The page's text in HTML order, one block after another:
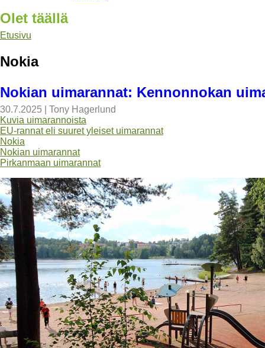
Olet täällä
Etusivu
Nokia
Nokian uimarannat: Kennonnokan
30.7.2025
Tony Hagerlund
Kuvia uimarannoista
EU-rannat eli suuret yleiset uimarannat
Nokia
Nokian uimarannat
Pirkanmaan uimarannat